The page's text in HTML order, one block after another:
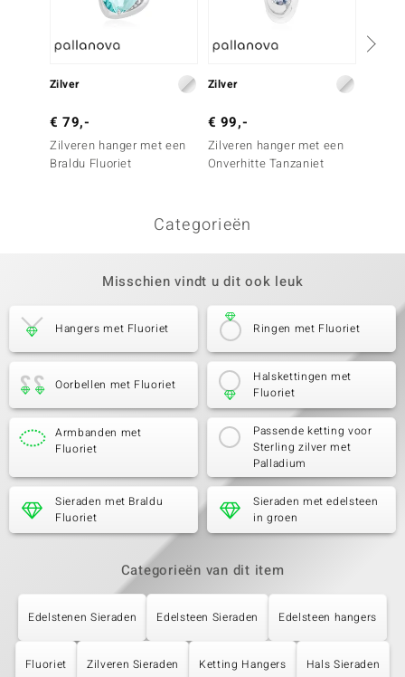
Zilver
€ 79,-
Zilveren hanger met een
Braldu Fluoriet
Zilver
€ 99,-
Zilveren hanger met een
Onverhitte Tanzaniet
Categorieën
Misschien vindt u dit ook leuk
Hangers met Fluoriet Ringen met Fluoriet
Oorbellen met Fluoriet
Halskettingen met
Fluoriet
Armbanden met
Fluoriet
Passende ketting voor
Sterling zilver met
Palladium
Sieraden met Braldu
Fluoriet
Sieraden met edelsteen
in groen
Categorieën van dit item
Edelstenen Sieraden Edelsteen Sieraden Edelsteen hangers
Fluoriet Zilveren Sieraden Ketting Hangers Hals Sieraden